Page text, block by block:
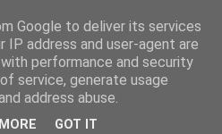
Google to deliver its services
IP address and user-agent are
performance and security
service, generate usage
address abuse.
GOT IT